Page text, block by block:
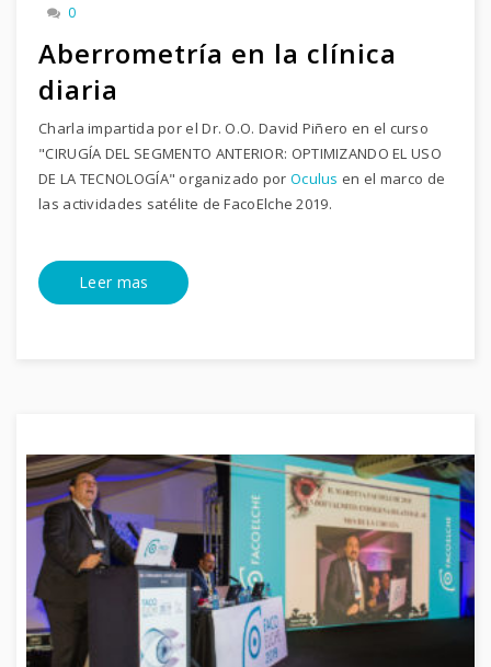
0
Aberrometría en la clínica
diaria
Charla impartida por el Dr. O.O. David Piñero en el curso
"CIRUGÍA DEL SEGMENTO ANTERIOR: OPTIMIZANDO EL USO
DE LA TECNOLOGÍA" organizado por Oculus en el marco de
las actividades satélite de FacoElche 2019.
Leer mas